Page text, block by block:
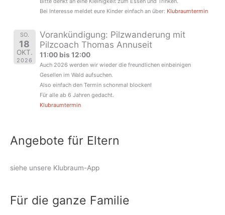
Bei Interesse meldet eure Kinder einfach an über: Klubraumtermin
SO.
18
OKT.
2026
Vorankündigung: Pilzwanderung mit
Pilzcoach Thomas Annuseit
11:00 bis 12:00
Auch 2026 werden wir wieder die freundlichen einbeinigen
Gesellen im Wald aufsuchen.
Also einfach den Termin schonmal blocken!
Für alle ab 6 Jahren gedacht.
Klubraumtermin
Angebote für Eltern
siehe unsere Klubraum-App
Für die ganze Familie